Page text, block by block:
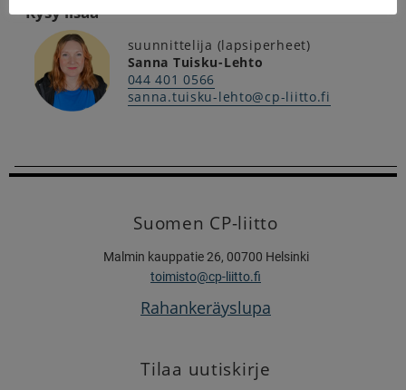
Kysy lisää
suunnittelija (lapsiperheet)
Sanna Tuisku-Lehto
044 401 0566
sanna.tuisku-lehto@cp-liitto.fi
Suomen CP-liitto
Malmin kauppatie 26, 00700 Helsinki
toimisto@cp-liitto.fi
Rahankeräyslupa
Tilaa uutiskirje